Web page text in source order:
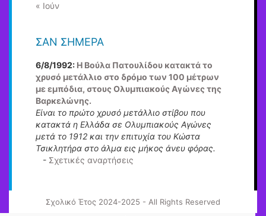
« Ιούν
ΣΑΝ ΣΉΜΕΡΑ
6/8/1992: Η Βούλα Πατουλίδου κατακτά το
χρυσό μετάλλιο στο δρόμο των 100 μέτρων
με εμπόδια, στους Ολυμπιακούς Αγώνες της
Βαρκελώνης.
Είναι το πρώτο χρυσό μετάλλιο στίβου που
κατακτά η Ελλάδα σε Ολυμπιακούς Αγώνες
μετά το 1912 και την επιτυχία του Κώστα
Τσικλητήρα στο άλμα εις μήκος άνευ φόρας.
- Σχετικές αναρτήσεις
Σχολικό Έτος 2024-2025 - All Rights Reserved